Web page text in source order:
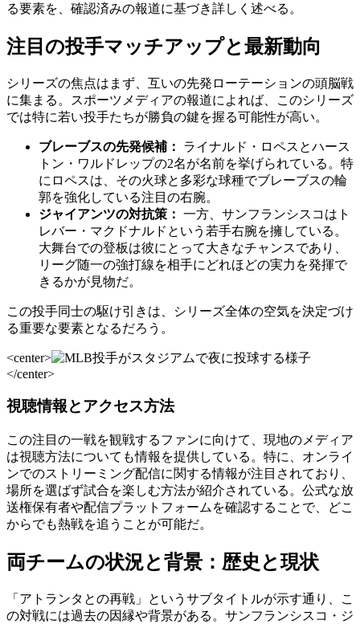
る要素を、確認済みの報道に基づき詳しく述べる。
注目の投手マッチアップと最新動向
シリーズの焦点はまず、互いの先発ローテーションの頭脳戦
に集まる。スポーツメディアの報道によれば、このシリーズ
では特に若い投手たちが勝負の鍵を握る可能性が高い。
ブレーブスの先発候補：
ライナルド・ロペスとハース
トン・ワルドレップの2名が名前を挙げられている。特
にロペスは、その火球と多彩な球種でブレーブスの輪
郭を強化している注目の右腕。
ジャイアンツの対抗策： 一方、サンフランシスコはト
レバー・マクドナルドという若手右腕を擁している。
大舞台での登板は彼にとって大きなチャンスであり、
リーグ随一の強打線を相手にどれほどの実力を発揮で
きるかが見物だ。
この投手同士の駆け引きは、シリーズ全体の空気を決定づけ
る重要な要素となるだろう。
<center>
</center>
視聴情報とアクセス方法
この注目の一戦を観戦するファンに向けて、現地のメディア
は視聴方法についても情報を提供している。特に、オンライ
ンでのストリーミング配信に関する情報が注目されており、
場所を選ばず試合を楽しむ方法が紹介されている。公式な放
送権保有者や配信プラットフォームを確認することで、どこ
からでも熱戦を追うことが可能だ。
両チームの状況と背景：歴史と現状
「アトランタとの再戦」というサブタイトルが示す通り、こ
の対戦には過去の因縁や背景がある。サンフランシスコ・ジ